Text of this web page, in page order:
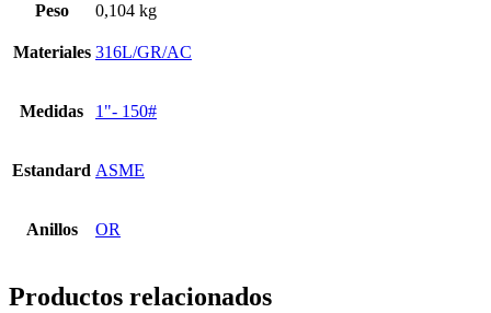
Peso 0,104 kg
Materiales 316L/GR/AC
Medidas 1"- 150#
Estandard ASME
Anillos OR
Productos relacionados